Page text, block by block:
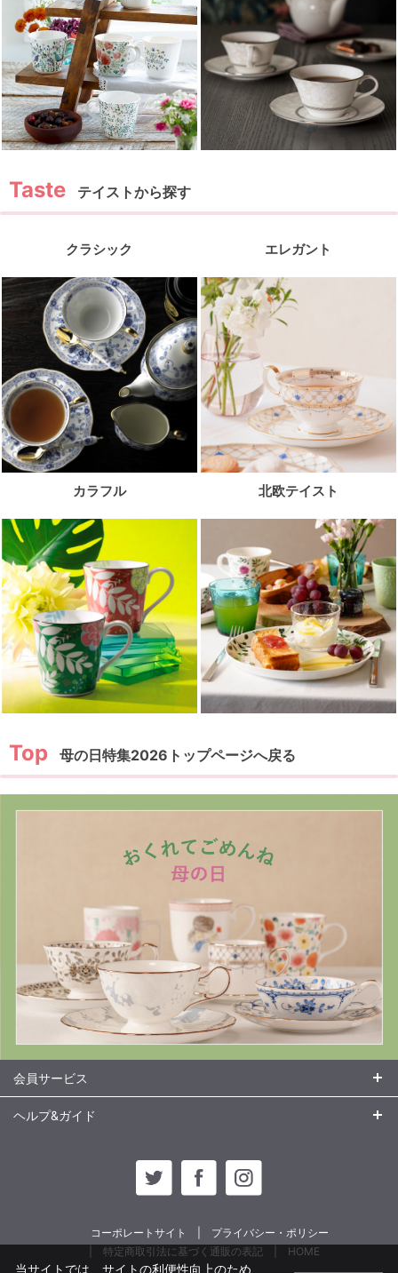
テイストから探す
クラシック エレガント
カラフル 北欧テイスト
母の日特集2026トップページへ戻る
会員サービス
ヘルプ&ガイド
コーポレートサイト
プライバシー・ポリシー
特定商取引法に基づく通販の表記
HOME
当サイトでは、サイトの利便性向上のため、